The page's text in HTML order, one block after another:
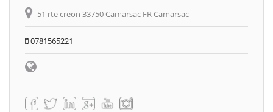
51 rte creon 33750 Camarsac FR Camarsac
0781565221